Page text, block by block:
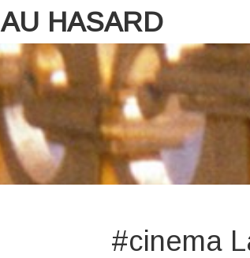
AU HASARD
#cinema